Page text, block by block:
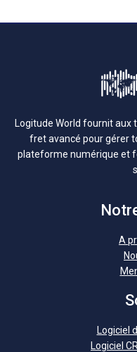
Logitude World fournit aux
fret avancé pour gérer
plateforme numérique et
A
Logiciel
Logiciel